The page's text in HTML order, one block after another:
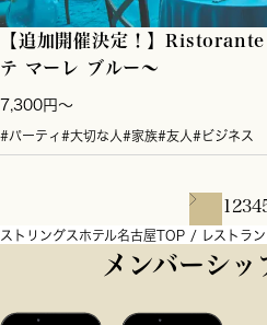
【追加開催決定！】
テ マーレ ブルー～
7,300円～
#パーティ#大切な人 #家族#友人 #ビジネス
1 234
ストリングスホテル名古屋TOP レストラン
メンバーシ